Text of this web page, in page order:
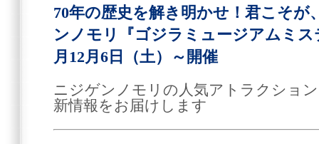
70年の歴史を解き明かせ！君こそが
ンノモリ『ゴジラミュージアムミス
月12月6日（土）～開催
ニジゲンノモリの人気アトラクショ
新情報をお届けします